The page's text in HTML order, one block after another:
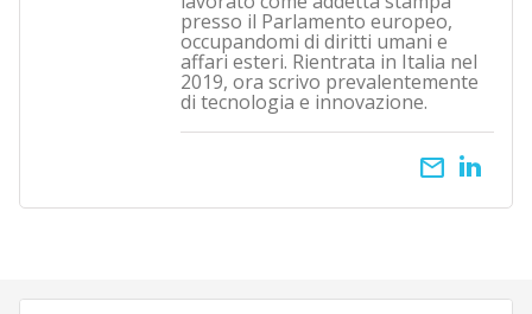
presso il Parlamento europeo,
occupandomi di diritti umani e
affari esteri. Rientrata in Italia nel
2019, ora scrivo prevalentemente
di tecnologia e innovazione.
email